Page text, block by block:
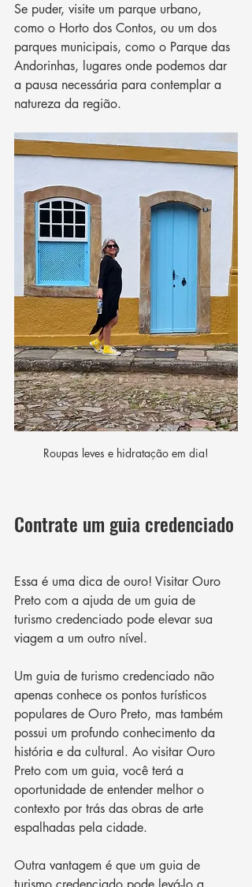
Se puder, visite um parque urbano,
como o Horto dos Contos, ou um dos
parques municipais, como o Parque das
Andorinhas, lugares onde podemos dar
a pausa necessária para contemplar a
natureza da região.
Roupas leves e hidratação em dia!
Contrate um guia credenciado
Essa é uma dica de ouro! Visitar Ouro
Preto com a ajuda de um guia de
turismo credenciado pode elevar sua
viagem a um outro nível.
Um guia de turismo credenciado não
apenas conhece os pontos turísticos
populares de Ouro Preto, mas também
possui um profundo conhecimento da
história e da cultural. Ao visitar Ouro
Preto com um guia, você terá a
oportunidade de entender melhor o
contexto por trás das obras de arte
espalhadas pela cidade.
Outra vantagem é que um guia de